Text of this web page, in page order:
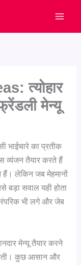
त्योहार
मेन्यू
भाईचारे का प्रतीक
व्यंजन तैयार करते हैं
हैं। लेकिन जब मेहमानों
बड़ा सवाल यही होता
भी लगे और जेब
मेन्यू तैयार करने
कुछ आसान और